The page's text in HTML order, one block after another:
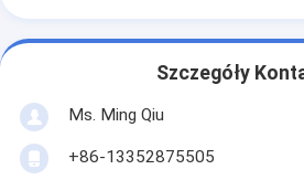
Szczegóły
Ms. Ming Qiu
+86-13352875505